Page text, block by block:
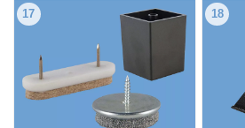
17 18